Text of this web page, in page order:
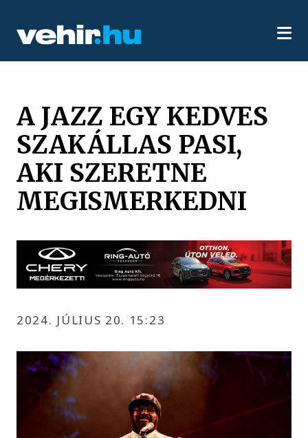
A JAZZ EGY KEDVES
SZAKÁLLAS PASI,
AKI SZERETNE
MEGISMERKEDNI
2024. JÚLIUS 20. 15:23